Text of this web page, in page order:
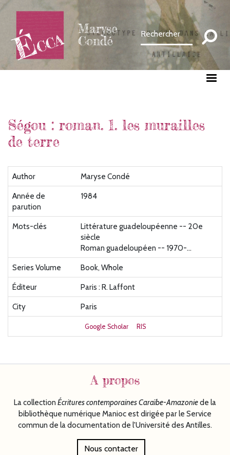
contenu
principal
Maryse
Condé
Ségou : roman. 1. les murailles
de terre
Author
Maryse Condé
Année de
parution
1984
Mots-clés
Littérature guadeloupéenne -- 20e
siècle
Roman guadeloupéen -- 1970-...
Series Volume
Book, Whole
Éditeur
Paris : R. Laffont
City
Paris
Google Scholar RIS
A propos
La collection Écriturescontemporaines Caraïbe-Amazoniede la
bibliothèque numérique Manioc est dirigée par le Service
commun de la documentation de l'Université des Antilles.
Nous contacter